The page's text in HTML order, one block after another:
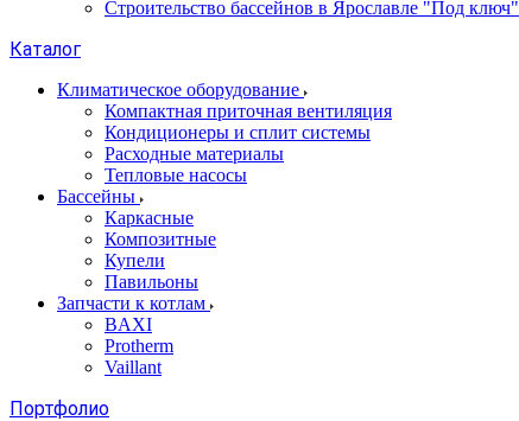
Строительство бассейнов в Ярославле "Под ключ"
Каталог
Климатическое оборудование
Компактная приточная вентиляция
Кондиционеры и сплит системы
Расходные материалы
Тепловые насосы
Бассейны
Каркасные
Композитные
Купели
Павильоны
Запчасти к котлам
BAXI
Protherm
Vaillant
Портфолио